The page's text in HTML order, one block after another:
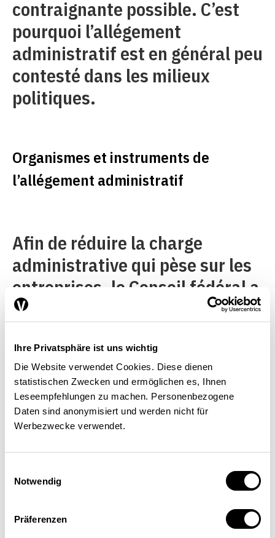
Ihre Privatsphäre ist uns wichtig
Die Website verwendet Cookies. Diese dienen
statistischen Zwecken und ermöglichen es, Ihnen
Leseempfehlungen zu machen. Personenbezogene
Daten sind anonymisiert und werden nicht für
Werbezwecke verwendet.
Notwendig
Präferenzen
contraignante possible. C’est
pourquoi l’allégement
administratif est en général peu
contesté dans les milieux
politiques.
Organismes et instruments de
l’allégement administratif
Afin de réduire la charge
administrative qui pèse sur les
entreprises, le Conseil fédéral a
créé plusieurs organismes:1. La
Forum PME:elle existe depuis
1998 et la plupart de ses
membres sont des
entrepreneurs. Le Forum PME,
l’économie (Seco), examine les
réglementations existantes et
donne son avis lors de